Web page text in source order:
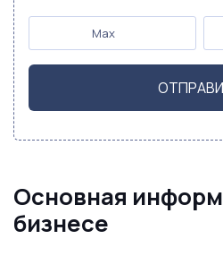
Max
Основная
бизнесе